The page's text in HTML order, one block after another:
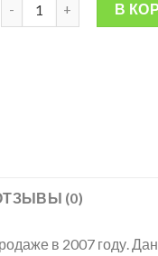
В
(0)
в 2007 году.